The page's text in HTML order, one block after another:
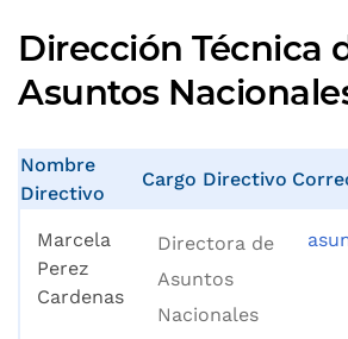
Dirección Técnica
Asuntos
Nombre
Directivo
Cargo Directivo
Marcela
Perez
Cardenas
Directora de
Asuntos
Nacionales